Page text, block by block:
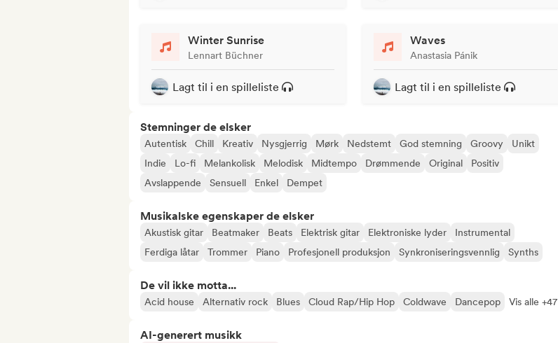
Winter Sunrise
Lennart Büchner
Lagt til i en spilleliste
Waves
Anastasia Pánik
Lagt til i en spilleliste
Stemninger de elsker
Autentisk Chill Kreativ Nysgjerrig Mørk Nedstemt God stemning Groovy
Unikt
Indie
Lo-fi Melankolisk Melodisk Midtempo Drømmende Original
Positiv
Avslappende
Sensuell Enkel Dempet
Musikalske egenskaper de elsker
Akustisk gitar Beatmaker Beats Elektrisk gitar Elektroniske lyder
Instrumental
Ferdiga låtar
Trommer Piano Profesjonell produksjon Synkroniseringsvennlig Synths
De vil ikke motta...
Acid house Alternativ rock Blues Cloud Rap/Hip Hop Coldwave Dancepop Vis alle +47
AI-generert musikk